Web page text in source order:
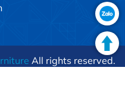
All rights reserved.